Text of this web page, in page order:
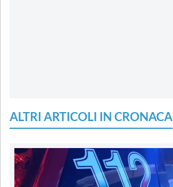
ALTRI ARTICOLI IN CRONACA